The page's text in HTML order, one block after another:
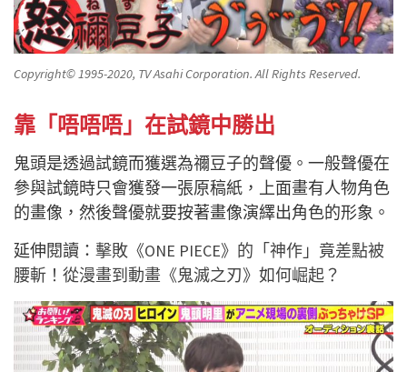
Copyright© 1995-2020, TV Asahi Corporation. All Rights Reserved.
靠「唔唔唔」在試鏡中勝出
鬼頭是透過試鏡而獲選為禰豆子的聲優。一般聲優在
參與試鏡時只會獲發一張原稿紙，上面畫有人物角色
的畫像，然後聲優就要按著畫像演繹出角色的形象。
延伸閱讀： 擊敗《ONE PIECE》的「神作」竟差點被
腰斬！從漫畫到動畫《鬼滅之刃》如何崛起？